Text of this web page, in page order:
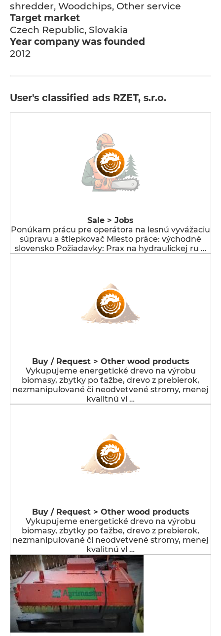
shredder, Woodchips, Other service
Target market
Czech Republic, Slovakia
Year company was founded
2012
User's classified ads RZET, s.r.o.
Sale > Jobs
Ponúkam prácu pre operátora na lesnú vyvážaciu
súpravu a štiepkovač Miesto práce: východné
slovensko Požiadavky: Prax na hydraulickej ru …
Buy / Request > Other wood products
Vykupujeme energetické drevo na výrobu
biomasy, zbytky po ťažbe, drevo z prebierok,
nezmanipulované či neodvetvené stromy, menej
kvalitnú vl …
Buy / Request > Other wood products
Vykupujeme energetické drevo na výrobu
biomasy, zbytky po ťažbe, drevo z prebierok,
nezmanipulované či neodvetvené stromy, menej
kvalitnú vl …